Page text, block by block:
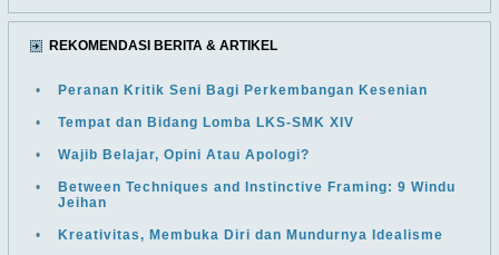
REKOMENDASI BERITA & ARTIKEL
• Peranan Kritik Seni Bagi Perkembangan Kesenian
• Tempat dan Bidang Lomba LKS-SMK XIV
• Wajib Belajar, Opini Atau Apologi?
•
Between Techniques and Instinctive Framing: 9 Windu
Jeihan
• Kreativitas, Membuka Diri dan Mundurnya Idealisme